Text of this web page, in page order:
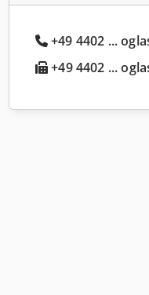
+49 4402 ...
+49 4402 ...